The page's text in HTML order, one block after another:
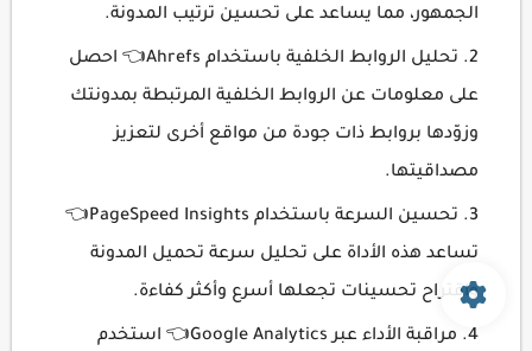
الجمهور، مما يساعد على تحسين ترتيب المدونة.
تحليل الروابط الخلفية باستخدام Ahrefs👈 احصل
على معلومات عن الروابط الخلفية المرتبطة بمدونتك
وزوّدها بروابط ذات جودة من مواقع أخرى لتعزيز
مصداقيتها.
تحسين السرعة باستخدام PageSpeed Insights👈
تساعد هذه الأداة على تحليل سرعة تحميل المدونة
واقتراح تحسينات تجعلها أسرع وأكثر كفاءة.
مراقبة الأداء عبر Google Analytics👈 استخدم